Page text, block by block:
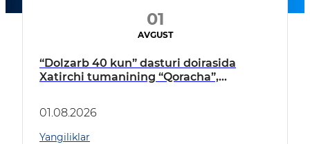
01
AVGUST
“Dolzarb 40 kun” dasturi doirasida
Xatirchi tumanining “Qoracha”,
borildi
01.08.2026
Yangiliklar